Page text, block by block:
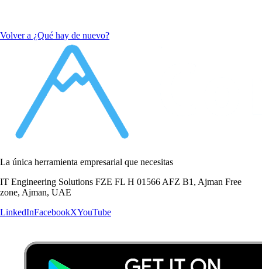
Volver a ¿Qué hay de nuevo?
La única herramienta empresarial que necesitas
IT Engineering Solutions FZE FL H 01566 AFZ B1, Ajman Free
zone, Ajman, UAE
LinkedInFacebookXYouTube